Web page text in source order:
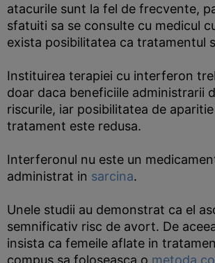
atacurile sunt la fel de frecvente,
sfatuiti sa se consulte cu medicul
exista posibilitatea ca tratamentul
Instituirea terapiei cu interferon
doar daca beneficiile administrarii
riscurile, iar posibilitatea de
tratament este redusa.
Interferonul nu este un
administrat in sarcina.
Unele studii au demonstrat ca el
semnificativ risc de avort. De
insista ca femeile aflate in
compus sa foloseasca o metoda